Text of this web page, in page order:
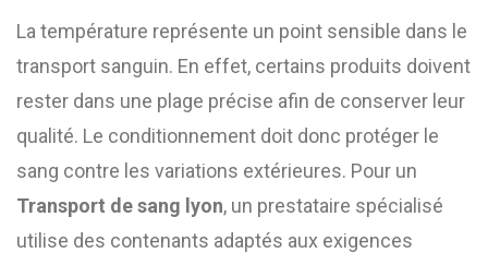
La température représente un point sensible dans le
transport sanguin. En effet, certains produits doivent
rester dans une plage précise afin de conserver leur
qualité. Le conditionnement doit donc protéger le
sang contre les variations extérieures. Pour un
Transport de sang lyon, un prestataire spécialisé
utilise des contenants adaptés aux exigences